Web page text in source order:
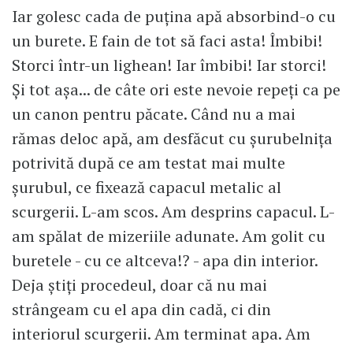
Iar golesc cada de puțina apă absorbind-o cu
un burete. E fain de tot să faci asta! Îmbibi!
Storci într-un lighean! Iar îmbibi! Iar storci!
Și tot așa... de câte ori este nevoie repeți ca pe
un canon pentru păcate. Când nu a mai
rămas deloc apă, am desfăcut cu șurubelnița
potrivită după ce am testat mai multe
șurubul, ce fixează capacul metalic al
scurgerii. L-am scos. Am desprins capacul. L-
am spălat de mizeriile adunate. Am golit cu
buretele - cu ce altceva!? - apa din interior.
Deja știți procedeul, doar că nu mai
strângeam cu el apa din cadă, ci din
interiorul scurgerii. Am terminat apa. Am